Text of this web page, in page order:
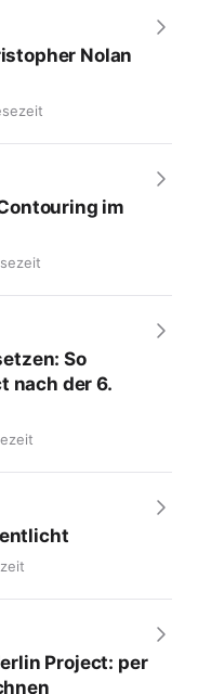
Nolan
im
So
nach der 6.
Project: per